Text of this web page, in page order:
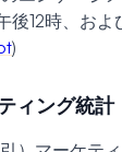
後12時、およ
)
ィング統計